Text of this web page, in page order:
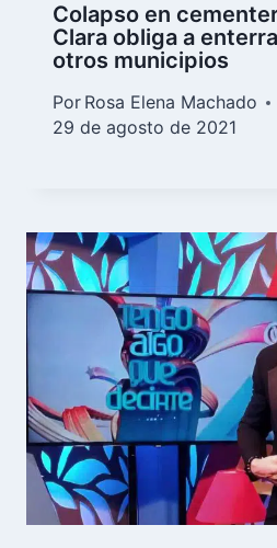
Colapso en
Clara obliga a
otros municipios
Por Rosa Elena Machado
29 de agosto de 2021